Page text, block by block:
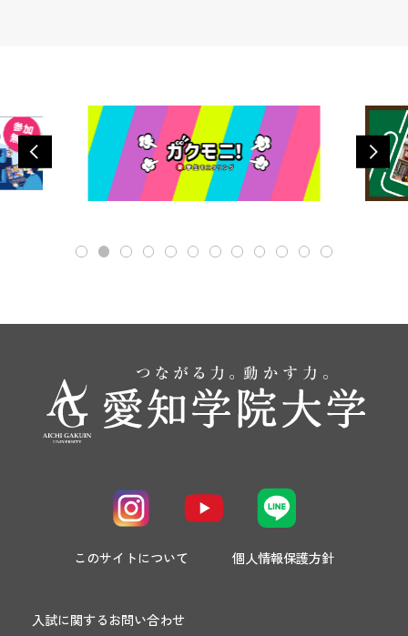
このサイトについて 個人情報保護方針
入試に関するお問い合わせ